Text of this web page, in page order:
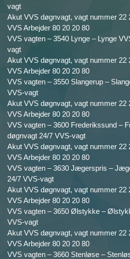
vagt
Akut VVS døgnvagt, vagt nummer 22
VVS Arbejder 80 20 20 80
VVS vagten – 3540 Lynge – Lynge
vagt
Akut VVS døgnvagt, vagt nummer 22
VVS Arbejder 80 20 20 80
VVS vagten – 3550 Slangerup –
VVS-vagt
Akut VVS døgnvagt, vagt nummer 22
VVS Arbejder 80 20 20 80
VVS vagten – 3600 Frederikssund –
døgnvagt 24/7 VVS-vagt
Akut VVS døgnvagt, vagt nummer 22
VVS Arbejder 80 20 20 80
VVS vagten – 3630 Jægerspris –
24/7 VVS-vagt
Akut VVS døgnvagt, vagt nummer 22
VVS Arbejder 80 20 20 80
VVS vagten – 3650 Ølstykke –
VVS-vagt
Akut VVS døgnvagt, vagt nummer 22
VVS Arbejder 80 20 20 80
VVS vagten – 3660 Stenløse –